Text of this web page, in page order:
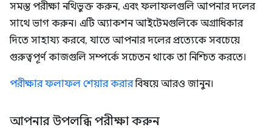
সমস্ত পরীক্ষা নথিভুক্ত করুন, এবং ফলাফলগুলি আপনার দলের
সাথে ভাগ করুন। এটি অ্যাকশন আইটেমগুলিকে অগ্রাধিকার
দিতে সাহায্য করবে, যাতে আপনার দলের প্রত্যেকে সবচেয়ে
গুরুত্বপূর্ণ কাজগুলি সম্পর্কে সচেতন থাকে তা নিশ্চিত করতে।
পরীক্ষার ফলাফল শেয়ার করারবিষয়ে আরও জানুন।
আপনার উপলব্ধি পরীক্ষা করুন